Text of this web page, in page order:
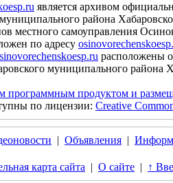
является архивом
района
местного самоуправления
по адресу
расположены
муниципального района
программным продуктом и
по лицензии: Creative
| Объявления |
карта сайта | О сайте | ↑